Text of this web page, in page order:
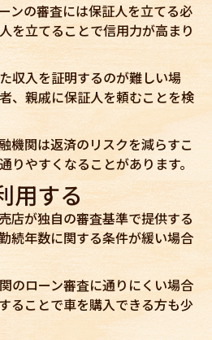
ンの審査には保証人を立てる必
を立てることで信用力が高まり
収入を証明するのが難しい場
、親戚に保証人を頼むことを検
機関は返済のリスクを減らすこ
りやすくなることがあります。
用する
店が独自の審査基準で提供する
続年数に関する条件が緩い場合
のローン審査に通りにくい場合
ることで車を購入できる方も少